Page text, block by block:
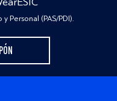
Personal (PAS/PDI).